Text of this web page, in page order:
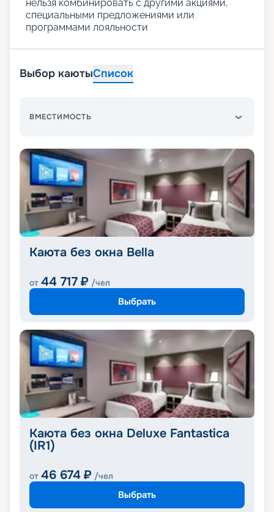
нельзя комбинировать с другими акциями,
специальными предложениями или
программами лояльности
Выбор каютыСписок
ВМЕСТИМОСТЬ
Каюта без окна Bella
от 44 717 ₽ /чел
Выбрать
Каюта без окна Deluxe Fantastica
(IR1)
от 46 674 ₽ /чел
Выбрать